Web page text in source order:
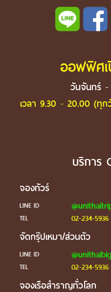
ออฟฟิศเ
วันจันทร์
เวลา 9.30 - 20.00 (ทุ
บริการ
จองทัวร์
LINE ID
TEL
02-234-5936
จัดกรุ๊ปเหมา/ส่วนตัว
LINE ID
TEL 02-234-5936
จองเรือสำราญทั่วโลก